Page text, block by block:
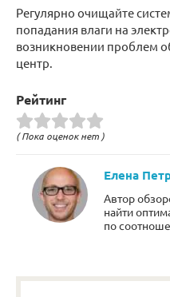
Регулярно очищайте
попадания влаги на
возникновении проблем
центр.
Рейтинг
( Пока оценок нет )
Елена
Автор
найти
по